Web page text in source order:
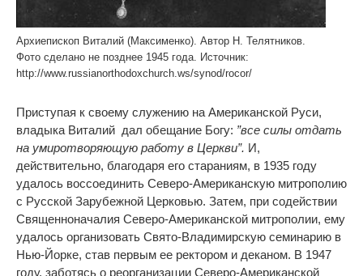
Архиепископ Виталий (Максименко). Автор Н. Телятников.
Фото сделано не позднее 1945 года. Источник:
http://www.russianorthodoxchurch.ws/synod/rocor/
Приступая к своему служению на Американской Руси,
владыка Виталий дал обещание Богу: ”все силы отдать
на умиротворяющую работу в Церкви”. И,
действительно, благодаря его стараниям, в 1935 году
удалось воссоединить Северо-Американскую митрополию
с Русской Зарубежной Церковью. Затем, при содействии
Священноначалия Северо-Американской митрополии, ему
удалось организовать Свято-Владимирскую семинарию в
Нью-Йорке, став первым ее ректором и деканом. В 1947
году, заботясь о реорганизации Северо-Американской